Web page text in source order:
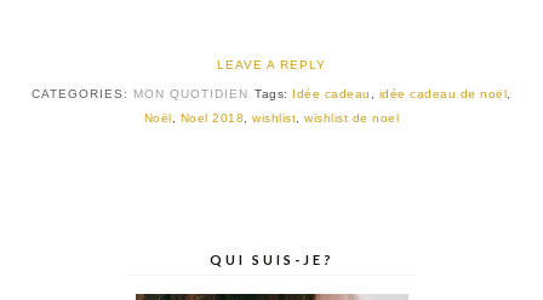
LEAVE A REPLY
CATEGORIES: MON QUOTIDIEN Tags: Idée cadeau idée cadeau de noël
Noël
Noel 2018 ,wishlist ,wishlist de noel
QUI SUIS-JE?